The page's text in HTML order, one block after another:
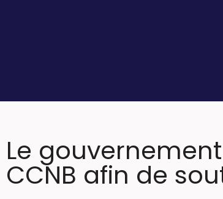
Le
CCNB afin de